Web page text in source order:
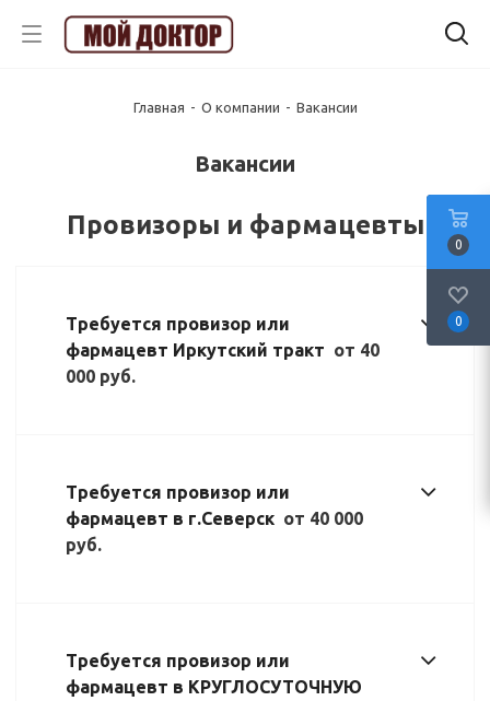
Главная - О компании - Вакансии
Вакансии
Провизоры и фармацевты
Требуется провизор или
фармацевт Иркутский тракт от 40
000 руб.
Требуется провизор или
фармацевт в г.Северск от 40 000
руб.
Требуется провизор или
фармацевт в КРУГЛОСУТОЧНУЮ
0
0